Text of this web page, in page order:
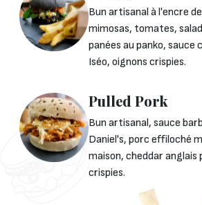
Bun artisanal à l'encre
mimosas, tomates,
panées au panko, sauce
Iséo, oignons crispies.
Pulled Pork
Bun artisanal, sauce
Daniel's, porc effiloché
maison, cheddar anglais
crispies.